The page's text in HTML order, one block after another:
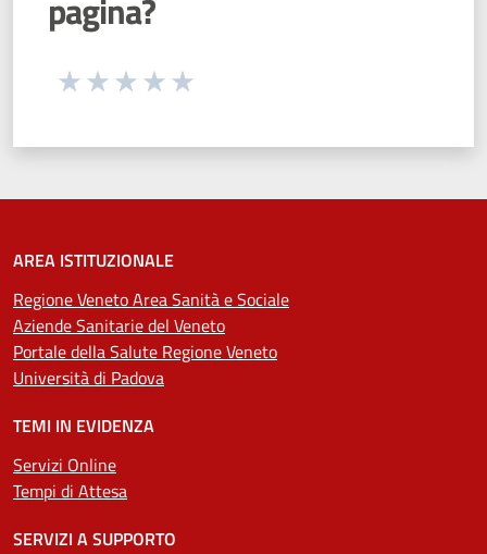
Seleziona una valutazione da 1 a 5 stelle
AREA ISTITUZIONALE
Regione Veneto Area Sanità e Sociale
Aziende Sanitarie del Veneto
Portale della Salute Regione Veneto
Università di Padova
TEMI IN EVIDENZA
Servizi Online
Tempi di Attesa
SERVIZI A SUPPORTO